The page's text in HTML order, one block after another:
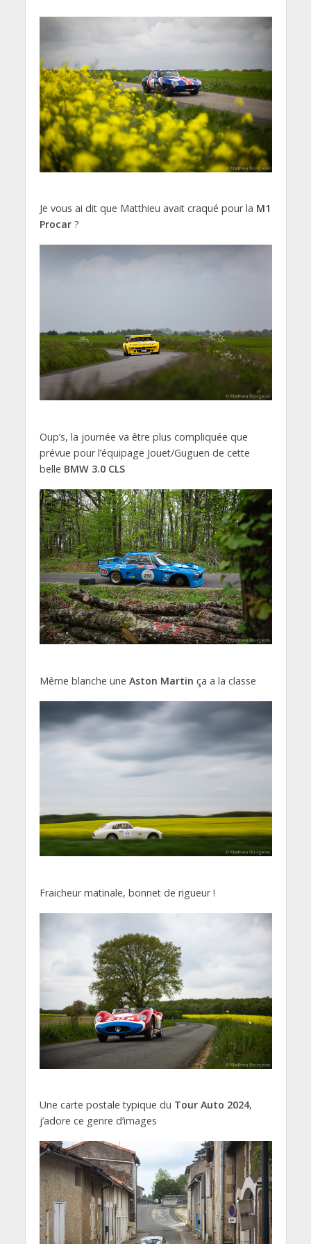
Je vous ai dit que Matthieu avait craqué pour la M1
Procar?
Oup’s, la journée va être plus compliquée que
prévue pour l’équipage Jouet/Guguen de cette
belle BMW 3.0 CLS
Même blanche une Aston Martin ça a la classe
Fraicheur matinale, bonnet de rigueur !
Une carte postale typique du Tour Auto 2024,
j’adore ce genre d’images